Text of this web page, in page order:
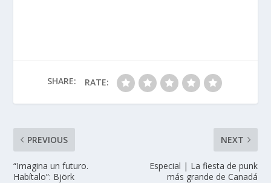
SHARE: RATE:
PREVIOUS
“Imagina un futuro.
Habítalo”: Björk
NEXT
Especial | La fiesta de punk
más grande de Canadá